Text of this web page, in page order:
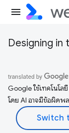
Designing in
Google ใช้เทคโนโล
โดย AI อาจมีข้อผิดพ